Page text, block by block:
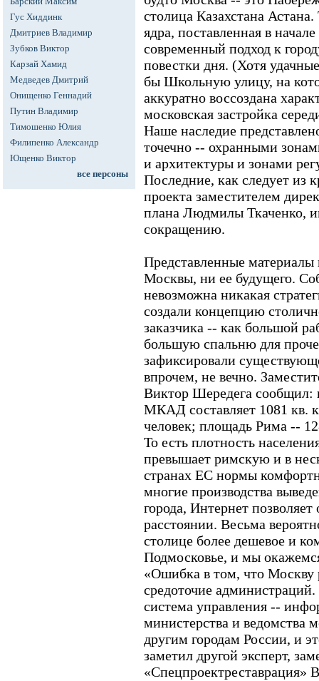
Гус Хиддинк
Дмитриев Владимир
Зубков Виктор
Карзай Хамид
Медведев Дмитрий
Онищенко Геннадий
Путин Владимир
Тимошенко Юлия
Филипенко Александр
Ющенко Виктор
все персоны
столица Казахстана
ядра, поставленная в
современный подход к
повестки дня. (Хотя
бы Школьную улицу, на
аккуратно воссоздана
московская застройка
Наше наследие
точечно -- охранными
и архитектуры и зонами
Последние, как следует из
проекта заместителем
плана Людмилы Ткаченко,
сокращению.
Представленные
Москвы, ни ее будущего.
невозможна никакая
создали концепцию
заказчика -- как большой
большую спальню для
зафиксировали
впрочем, не вечно.
Виктор Шередега сообщил:
МКАД составляет 1081 кв.
человек; площадь Рима --
То есть плотность
превышает римскую и в
странах ЕС нормы
многие производства
города, Интернет
расстоянии. Весьма
столице более дешевое и
Подмосковье, и мы
«Ошибка в том, что Москву
средоточие
система управления --
министерства и ведомства
другим городам России, и
заметил другой эксперт,
«Спецпроектреставрация»